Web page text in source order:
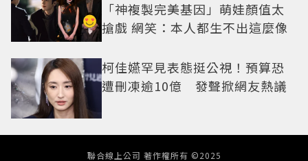
「神複製完美基因」萌娃顏值太
搶戲 網笑：本人都生不出這麼像
柯佳嬿罕見表態挺公視！預算恐
遭刪凍逾10億 發聲掀網友熱議
聯合線上公司 著作權所有 ©2025